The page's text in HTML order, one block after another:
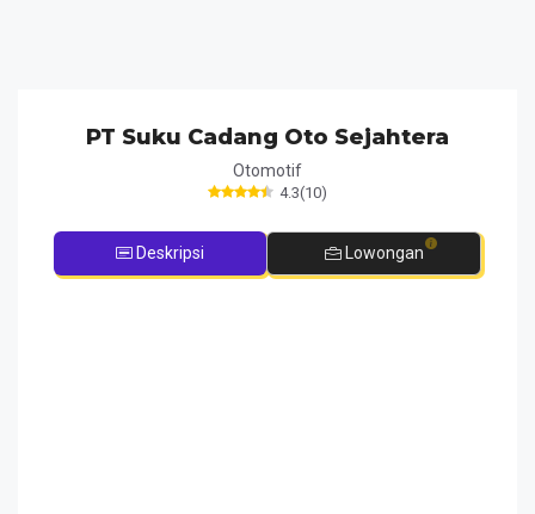
PT Suku Cadang Oto Sejahtera
Otomotif
4.3(10)
Deskripsi Lowongan